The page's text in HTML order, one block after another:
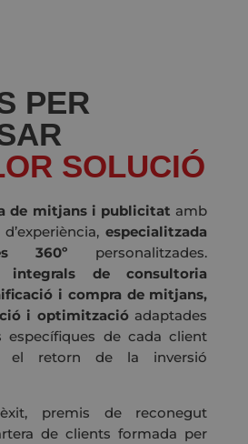
PER
SOLUCIÓ
de mitjans i publicitat amb
especialitzada
360º personalitzades.
integrals de consultoria
i compra de mitjans,
i optimitzacióadaptades
específiques de cada client
el retorn de la inversió
premis de reconegut
de clients formada per